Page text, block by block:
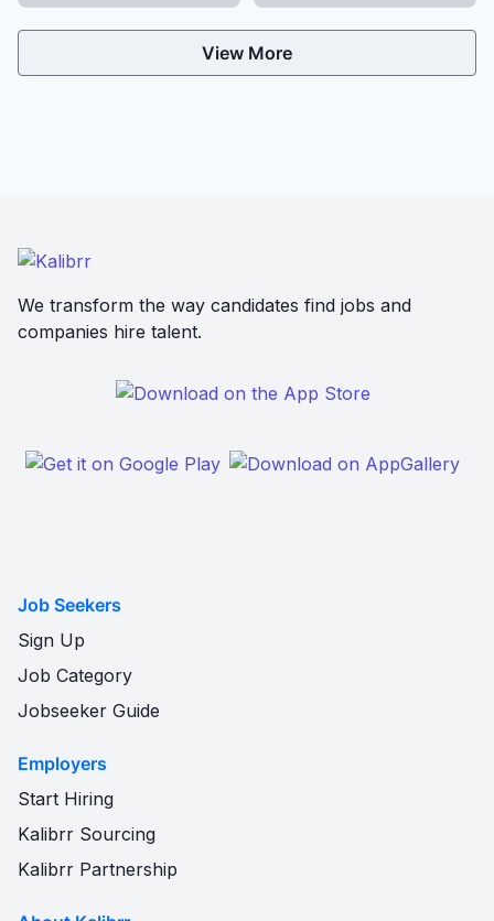
View More
We transform the way candidates find jobs and
companies hire talent.
Job Seekers
Sign Up
Job Category
Jobseeker Guide
Employers
Start Hiring
Kalibrr Sourcing
Kalibrr Partnership